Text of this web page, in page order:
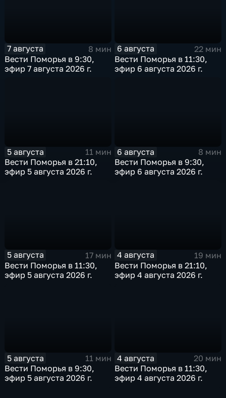
7 августа
8 мин
Вести Поморья в 9:30,
эфир 7 августа 2026 г.
6 августа
22 мин
Вести Поморья в 11:30,
эфир 6 августа 2026 г.
5 августа
11 мин
Вести Поморья в 21:10,
эфир 5 августа 2026 г.
6 августа
8 мин
Вести Поморья в 9:30,
эфир 6 августа 2026 г.
5 августа
17 мин
Вести Поморья в 11:30,
эфир 5 августа 2026 г.
4 августа
19 мин
Вести Поморья в 21:10,
эфир 4 августа 2026 г.
5 августа
11 мин
Вести Поморья в 9:30,
эфир 5 августа 2026 г.
4 августа
20 мин
Вести Поморья в 11:30,
эфир 4 августа 2026 г.